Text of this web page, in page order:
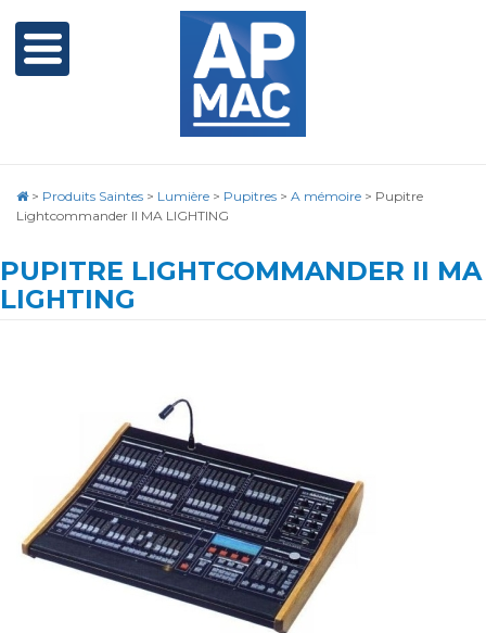
> Produits Saintes > Lumière > Pupitres > A mémoire > Pupitre
Lightcommander II MA LIGHTING
PUPITRE LIGHTCOMMANDER II MA
LIGHTING